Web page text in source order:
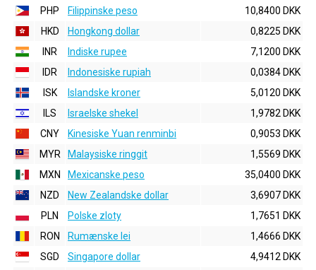
PHP
Filippinske peso
10,8400 DKK
HKD
Hongkong dollar
0,8225 DKK
INR
Indiske rupee
7,1200 DKK
IDR
Indonesiske rupiah
0,0384 DKK
ISK
Islandske kroner
5,0120 DKK
ILS
Israelske shekel
1,9782 DKK
CNY
Kinesiske Yuan renminbi
0,9053 DKK
MYR
Malaysiske ringgit
1,5569 DKK
MXN
Mexicanske peso
35,0400 DKK
NZD
New Zealandske dollar
3,6907 DKK
PLN
Polske zloty
1,7651 DKK
RON
Rumænske lei
1,4666 DKK
SGD
Singapore dollar
4,9412 DKK